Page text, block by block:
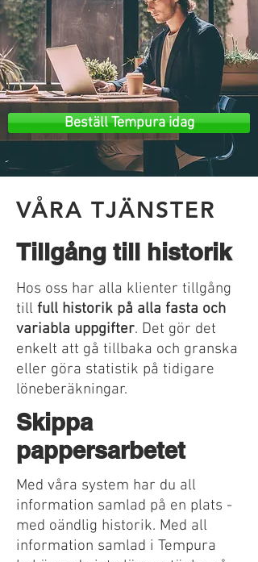
Beställ Tempura idag
VÅRA TJÄNSTER
Tillgång till historik
Hos oss har alla klienter tillgång
till full historik på alla fasta och
variabla uppgifter. Det gör det
enkelt att gå tillbaka och granska
eller göra statistik på tidigare
löneberäkningar.
Skippa
pappersarbetet
Med våra system har du all
information samlad på en plats -
med oändlig historik. Med all
information samlad i Tempura